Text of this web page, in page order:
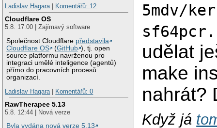
Ladislav Hagara| Komentářů: 12
Cloudflare OS
5.8. 17:00 | Zajímavý software
Společnost Cloudflare představila
Cloudflare OS
(GitHub ), tj. open
source platformu navrženou pro
integraci umělé inteligence (agentů)
přímo do pracovních procesů
organizací.
Ladislav Hagara| Komentářů: 0
RawTherapee 5.13
5.8. 12:44 | Nová verze
Byla vydána nová verze 5.13
5mdv/
udělat
make
nahrát?
Když já